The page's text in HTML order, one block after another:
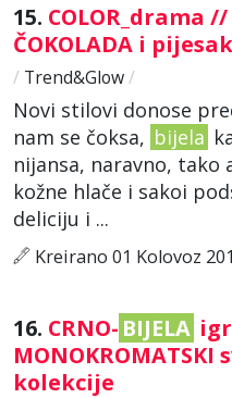
15. COLOR_drama //
ČOKOLADA i
/ Trend&Glow/
Novi stilovi donose
nam se čoksa, bijela
nijansa, naravno,
kožne hlače i sakoi
deliciju i ...
Kreirano 01 Kolovoz
16. CRNO- BIJELA
kolekcije